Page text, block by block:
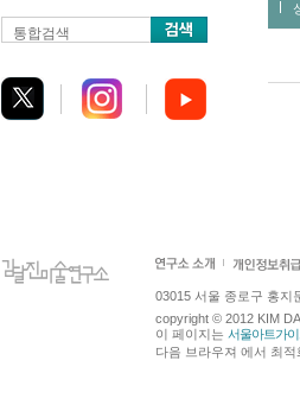
통합검색
03015 서울 종로구 홍지
copyright © 2012 KIM
이 페이지는 서울아트가이
다음 브라우져 에서 최